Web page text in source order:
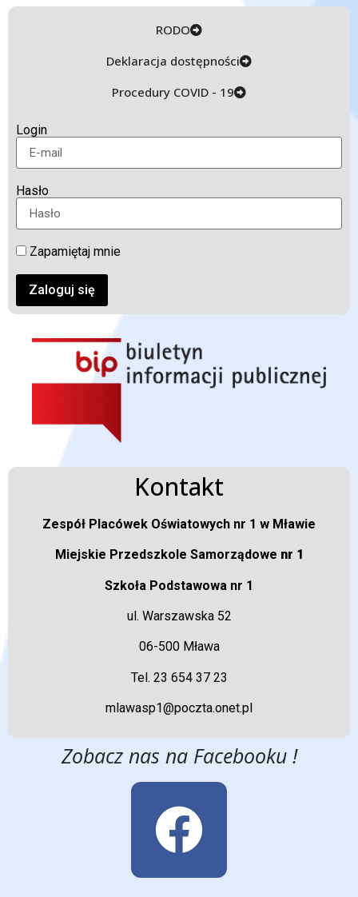
RODO
Deklaracja dostępności
Procedury COVID - 19
Login
Hasło
Zapamiętaj mnie
Zaloguj się
Kontakt
Zespół Placówek Oświatowych nr 1 w Mławie
Miejskie Przedszkole Samorządowe nr 1
Szkoła Podstawowa nr 1
ul. Warszawska 52
06-500 Mława
Tel. 23 654 37 23
mlawasp1@poczta.onet.pl
Zobacz nas na Facebooku !